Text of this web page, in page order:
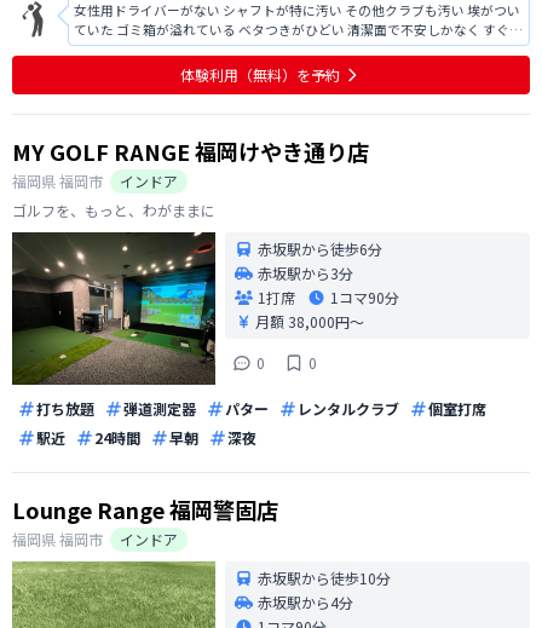
女性用ドライバーがない シャフトが特に汚い その他クラブも汚い 埃がつい
ていた ゴミ箱が溢れている ベタつきがひどい 清潔面で不安しかなく すぐに
退店したかった以上 電話が長い 終了後の電話も来ない 対応にも疑問 よかっ
た点はないので 利用したいとは思えなかった 時間も短く設定されており 先
体験利用（無料）を予約
MY GOLF RANGE 福岡けやき通り店
福岡県福岡市
インドア
ゴルフを、もっと、わがままに
赤坂駅から徒歩6分
赤坂駅から3分
1打席
1コマ90分
月額 38,000円〜
0
0
打ち放題 弾道測定器 パター レンタルクラブ
個室打席
駅近
24時間 早朝 深夜
Lounge Range 福岡警固店
福岡県福岡市
インドア
赤坂駅から徒歩10分
赤坂駅から4分